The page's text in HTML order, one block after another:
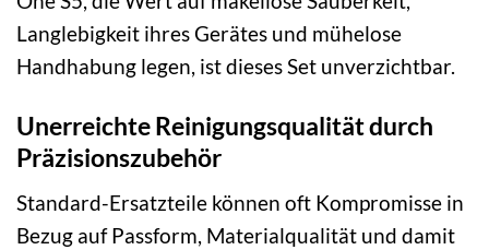
Langlebigkeit ihres Gerätes und mühelose
Handhabung legen, ist dieses Set unverzichtbar.
Unerreichte Reinigungsqualität durch
Präzisionszubehör
Standard-Ersatzteile können oft Kompromisse in
Bezug auf Passform, Materialqualität und damit